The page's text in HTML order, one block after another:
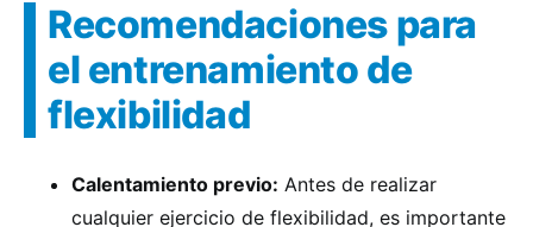
Recomendaciones para
el entrenamiento de
flexibilidad
Calentamiento previo: Antes de realizar
cualquier ejercicio de flexibilidad, es importante